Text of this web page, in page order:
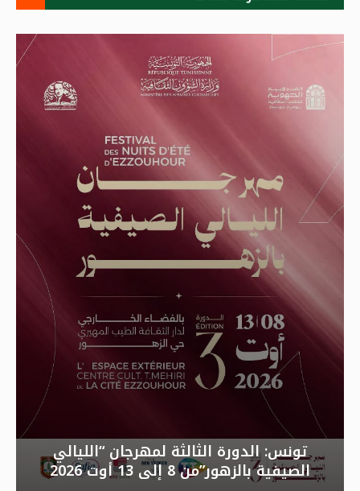
تونس: الدورة الثالثة لمهرجان “الليالي
الصيفية بالزهور”من 8 إلى 13 أوت 2026